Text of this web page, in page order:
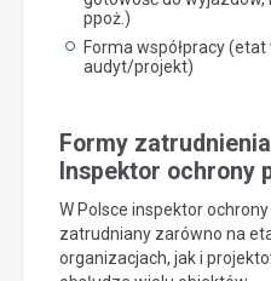
ppoż.)
Forma współpracy
audyt/projekt)
Formy
Inspektor ochrony
W Polsce inspektor
zatrudniany zarówno na
organizacjach, jak i